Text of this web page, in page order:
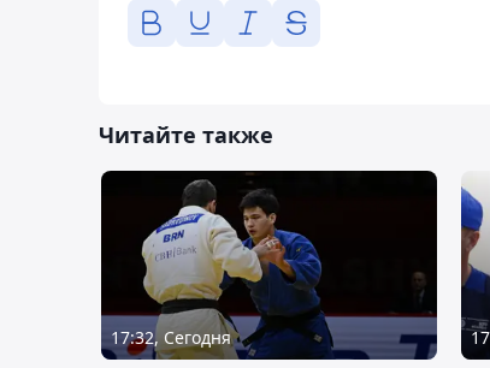
Читайте также
17:32, Сегодня